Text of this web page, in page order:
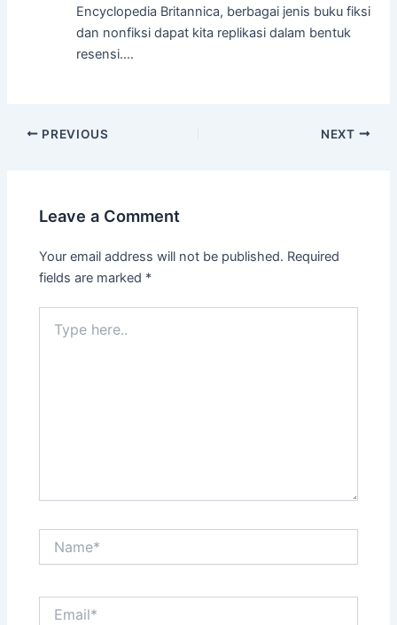
Encyclopedia Britannica, berbagai jenis buku fiksi
dan nonfiksi dapat kita replikasi dalam bentuk
resensi.…
Post
PREVIOUS NEXT
Leave a Comment
Your email address will not be published. Required
fields are marked *
here..